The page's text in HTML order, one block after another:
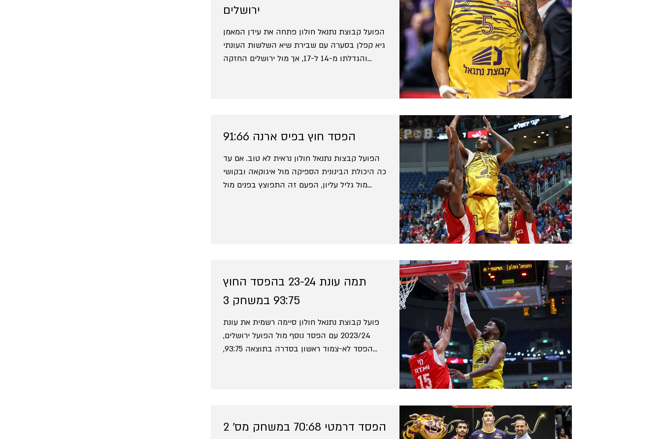
של שלושת הישראלים - נתנאל ארצי, ליאור קררה
שהחזיק את הנמרים ב
ירושלים
הפועל קבוצת נתנאל חולון פתחה את עידן המאמן
גיא קפלן בסערה עם שבירת שיא השלשות העונתי
והגדלתו מ-14 ל-17, אך מול ירושלים החזקה
הפסד חוץ בפיס ארנה 91:66
הפועל קבצות נתנאל חולון נראית לא טוב. אם עד
כה היכולת הבינונית הספיקה מול איגוקאה ובקושי
מול גליל עליון, הפעם זה התפוצץ בפנים מול
תמה עונת 23-24 בהפסד החוץ
93:75 במשחק 3
פועל קבוצת נתנאל חולון סיימה רשמית את עונת
2023/24 עם הפסד נוסף מול הפועל ירושלים,
הפסד לא-צמוד ראשון בסדרה בתוצאה 93:75,
הפסד דרמטי 70:68 במשחק מס' 2